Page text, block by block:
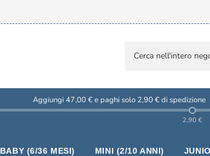
Aggiungi 47,00 € e paghi solo 2,90 € di spedizione
2,90 €
BABY (6/36 MESI) MINI (2/10 ANNI)